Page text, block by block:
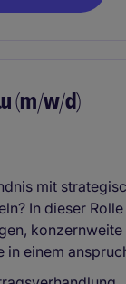
(m/w/d)
mit
In dieser
einem